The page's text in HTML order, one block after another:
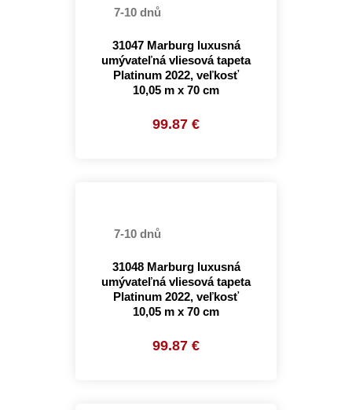
7-10 dnů
31047 Marburg luxusná
umývateľná vliesová tapeta
Platinum 2022, veľkosť
10,05 m x 70 cm
99.87 €
7-10 dnů
31048 Marburg luxusná
umývateľná vliesová tapeta
Platinum 2022, veľkosť
10,05 m x 70 cm
99.87 €